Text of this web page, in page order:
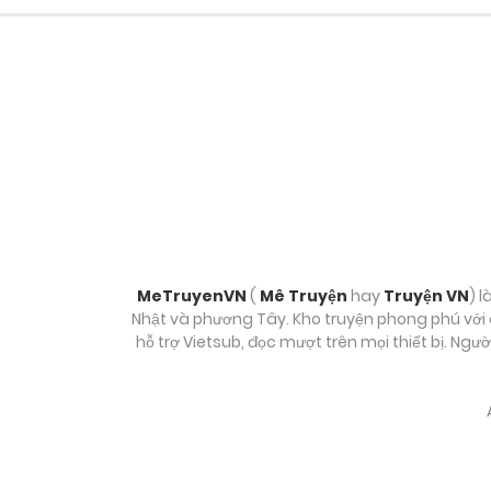
Chương 193
Chương 192
MeTruyenVN ( Mê Truyện hay Truyện VN)
Nhật và phương Tây. Kho truyện phong phú
hỗ trợ Vietsub, đọc mượt trên mọi thiết bị.